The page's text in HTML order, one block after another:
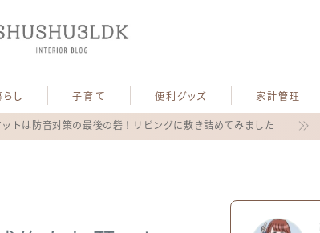
し 子育て 便利グッズ 家計管理
トは防音対策の最後の砦！リビングに敷き詰めてみました